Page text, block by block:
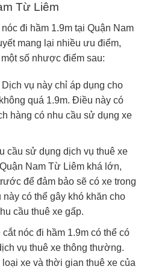
Từ Liêm
đi hầm 1.9m tại Quận Nam
mang lại nhiều ưu điểm,
số nhược điểm sau:
vụ này chỉ áp dụng cho
quá 1.9m. Điều này có
hàng có nhu cầu sử dụng xe
cầu sử dụng dịch vụ thuê xe
Nam Từ Liêm khá lớn,
để đảm bảo sẽ có xe trong
có thể gây khó khăn cho
cầu thuê xe gấp.
nóc đi hầm 1.9m có thể có
vụ thuê xe thông thường.
xe và thời gian thuê xe của